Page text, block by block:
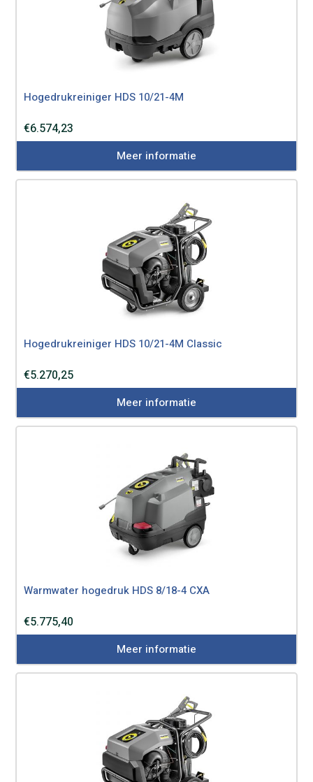
Hogedrukreiniger HDS 10/21-4M
€6.574,23
Meer informatie
Hogedrukreiniger HDS 10/21-4M Classic
€5.270,25
Meer informatie
Warmwater hogedruk HDS 8/18-4 CXA
€5.775,40
Meer informatie